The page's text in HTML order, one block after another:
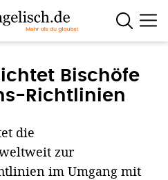
Bischöfe
Richtlinien
die
zur
im Umgang mit